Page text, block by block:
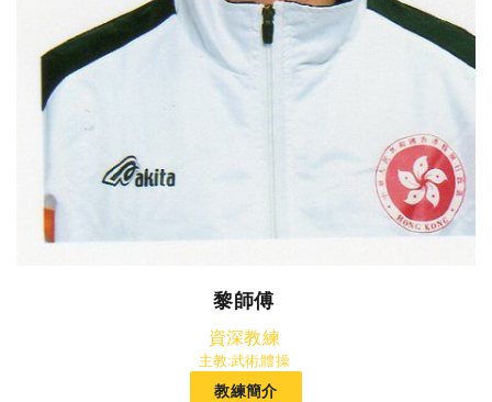
黎師傅
資深教練
主教:武術,體操
教練簡介